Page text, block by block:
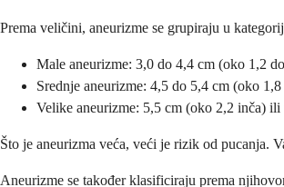
Prema veličini, aneurizme se grupiraju u
Male aneurizme: 3,0 do 4,4 cm (oko 1,2
Srednje aneurizme: 4,5 do 5,4 cm (oko
Velike aneurizme: 5,5 cm (oko 2,2 inča) ili
Što je aneurizma veća, veći je rizik od pucanja.
Aneurizme se također klasificiraju prema